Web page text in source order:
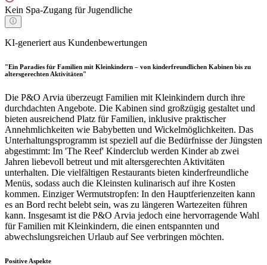
Kein Spa-Zugang für Jugendliche
KI-generiert aus Kundenbewertungen
"Ein Paradies für Familien mit Kleinkindern – von kinderfreundlichen Kabinen bis zu
altersgerechten Aktivitäten"
Die P&O Arvia überzeugt Familien mit Kleinkindern durch ihre
durchdachten Angebote. Die Kabinen sind großzügig gestaltet und
bieten ausreichend Platz für Familien, inklusive praktischer
Annehmlichkeiten wie Babybetten und Wickelmöglichkeiten. Das
Unterhaltungsprogramm ist speziell auf die Bedürfnisse der Jüngsten
abgestimmt: Im 'The Reef' Kinderclub werden Kinder ab zwei
Jahren liebevoll betreut und mit altersgerechten Aktivitäten
unterhalten. Die vielfältigen Restaurants bieten kinderfreundliche
Menüs, sodass auch die Kleinsten kulinarisch auf ihre Kosten
kommen. Einziger Wermutstropfen: In den Hauptferienzeiten kann
es an Bord recht belebt sein, was zu längeren Wartezeiten führen
kann. Insgesamt ist die P&O Arvia jedoch eine hervorragende Wahl
für Familien mit Kleinkindern, die einen entspannten und
abwechslungsreichen Urlaub auf See verbringen möchten.
Positive Aspekte